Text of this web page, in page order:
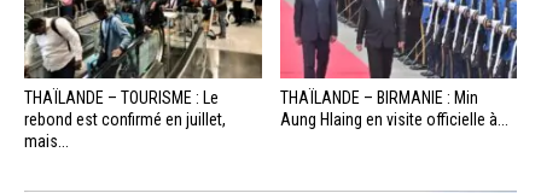
THAÏLANDE – TOURISME : Le
rebond est confirmé en juillet,
mais...
THAÏLANDE – BIRMANIE : Min
Aung Hlaing en visite officielle à...